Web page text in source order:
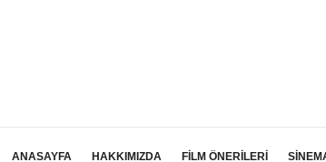
ANASAYFA HAKKIMIZDA FİLM ÖNERİLERİ